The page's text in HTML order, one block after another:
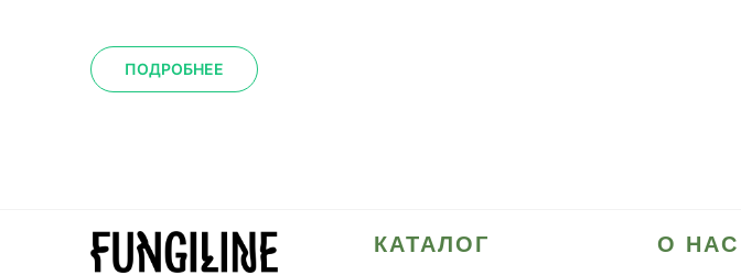
ПОДРОБНЕЕ
КАТАЛОГ О НАС